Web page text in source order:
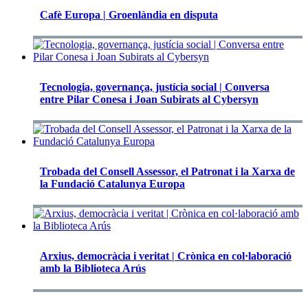
Cafè Europa | Groenlàndia en disputa
Tecnologia, governança, justícia social | Conversa
entre Pilar Conesa i Joan Subirats al Cybersyn
Trobada del Consell Assessor, el Patronat i la Xarxa de
la Fundació Catalunya Europa
Arxius, democràcia i veritat | Crònica en col·laboració
amb la Biblioteca Arús